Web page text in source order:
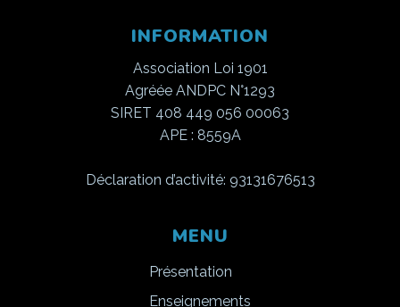
INFORMATION
Association Loi 1901
Agréée ANDPC N°1293
SIRET 408 449 056 00063
APE : 8559A
Déclaration d’activité: 93131676513
MENU
Présentation
Enseignements